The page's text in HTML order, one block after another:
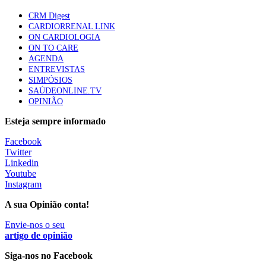
Trodelvy aprovado para primeira linha no cancro da
mama triplo negativo metastático em doentes não
elegíveis para inibidores PD-(L)1
61 visualizações
MAIS NOTÍCIAS
Estudo aponta potencial da casca de maracujá-roxo no controlo
da inflamação da asma
5 Ago, 2026
Estudo associa cafeína a proteção do cérebro na obesidade
4 Ago, 2026
CRM Digest
CARDIORRENAL LINK
ON CARDIOLOGIA
ON TO CARE
AGENDA
ENTREVISTAS
SIMPÓSIOS
SAÚDEONLINE.TV
OPINIÃO
Esteja sempre informado
Facebook
Twitter
Linkedin
Youtube
Instagram
A sua Opinião conta!
Envie-nos o seu
artigo de opinião
Siga-nos no Facebook